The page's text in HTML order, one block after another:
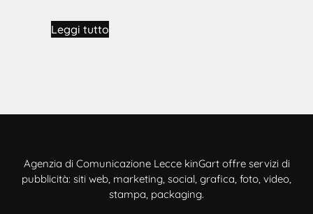
Leggi tutto
Agenzia di Comunicazione Lecce kinGart offre servizi di
pubblicità: siti web, marketing, social, grafica, foto, video,
stampa, packaging.